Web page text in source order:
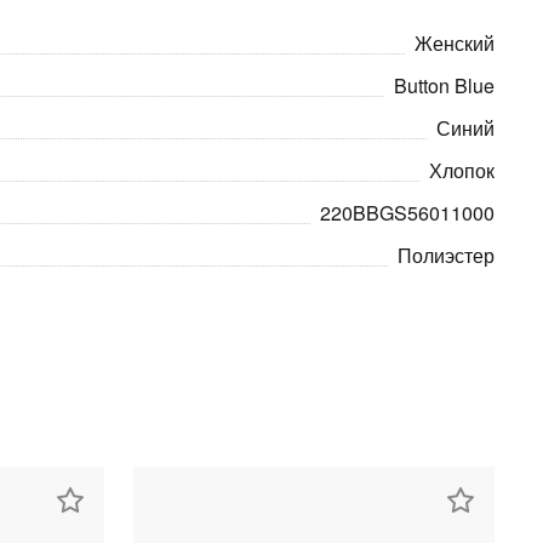
Женский
Button Blue
Синий
Хлопок
220BBGS56011000
Полиэстер